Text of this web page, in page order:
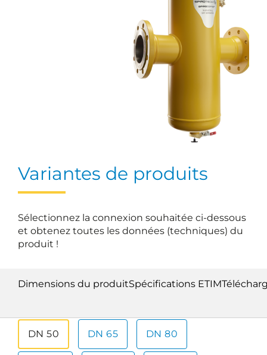
Variantes de produits
Sélectionnez la connexion souhaitée ci-dessous
et obtenez toutes les données (techniques) du
produit !
Dimensions du produitSpécifications ETIM
DN 50 DN 65 DN 80